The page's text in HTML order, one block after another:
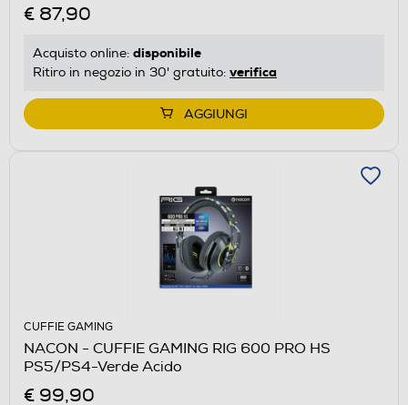
€ 87,90
Acquisto online: disponibile
Ritiro in negozio in 30' gratuito: verifica
AGGIUNGI
CUFFIE GAMING
NACON - CUFFIE GAMING RIG 600 PRO HS
PS5/PS4-Verde Acido
€ 99,90